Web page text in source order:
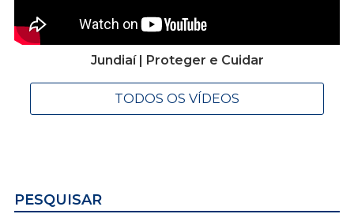
Jundiaí | Proteger e Cuidar
TODOS OS VÍDEOS
PESQUISAR